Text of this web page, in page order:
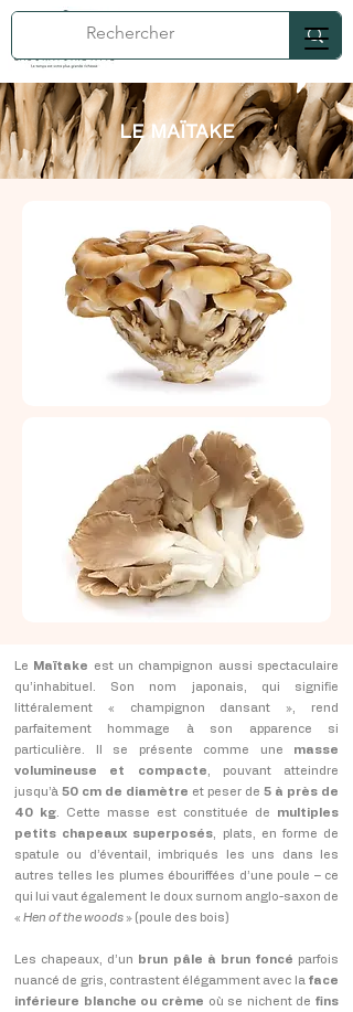
LE MAÏTAKE
Le Maïtake
est un champignon aussi spectaculaire
qu’inhabituel. Son nom japonais, qui signifie
littéralement « champignon dansant », rend
parfaitement hommage à son apparence si
particulière. Il se présente comme une masse
volumineuse et compacte , pouvant atteindre
jusqu’à 50 cm de diamètre et peser de 5 à près de
40 kg . Cette masse est constituée de multiples
petits chapeaux superposés , plats, en forme de
spatule ou d’éventail, imbriqués les uns dans les
autres telles les plumes ébouriffées d’une poule – ce
qui lui vaut également le doux surnom anglo-saxon de
« Hen of the woods » (poule des bois)
Les chapeaux, d’un brun pâle à brun foncé parfois
nuancé de gris, contrastent élégamment avec la face
inférieure blanche ou crème où se nichent de fins